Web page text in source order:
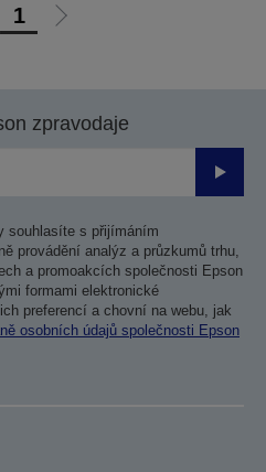
1
Jít
zpravodaje
souhlasíte s přijímáním
provádění analýz a průzkumů trhu,
a promoakcích společnosti Epson
formami elektronické
preferencí a chovní na webu, jak
osobních údajů společnosti Epson